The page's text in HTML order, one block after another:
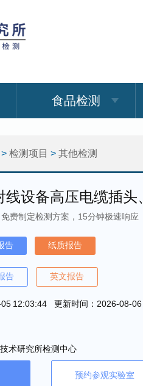
食品检测
> 检测项目 > 其他检测
线设备高压电缆插
费制定检测方案，15分钟极速响应
告 纸质报告
告 英文报告
12:03:44 更新时间：2026-08-06
术研究所检测中心
预约参观实验室